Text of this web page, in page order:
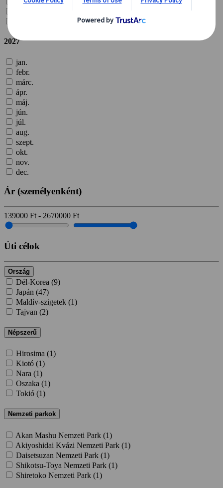
okt.
2027
jan.
febr.
márc.
ápr.
máj.
jún.
júl.
aug.
szept.
okt.
nov.
dec.
Ár (személyenként)
139000 Ft - 2670000 Ft
Úti célok
Ország
Dél-Korea (9)
Japán (47)
Maldív-szigetek (1)
Tajvan (2)
Népszerű
Hirosima (1)
Kiotó (1)
Nara (1)
Oszaka (1)
Tokió (1)
Nemzeti parkok
Akan Mashu Nemzeti Park (1)
Akiyoshidai Kvázi Nemzeti Park (1)
Daisetsuzan Nemzeti Park (1)
Shikotsu-Toya Nemzeti Park (1)
Shiretoko Nemzeti Park (1)